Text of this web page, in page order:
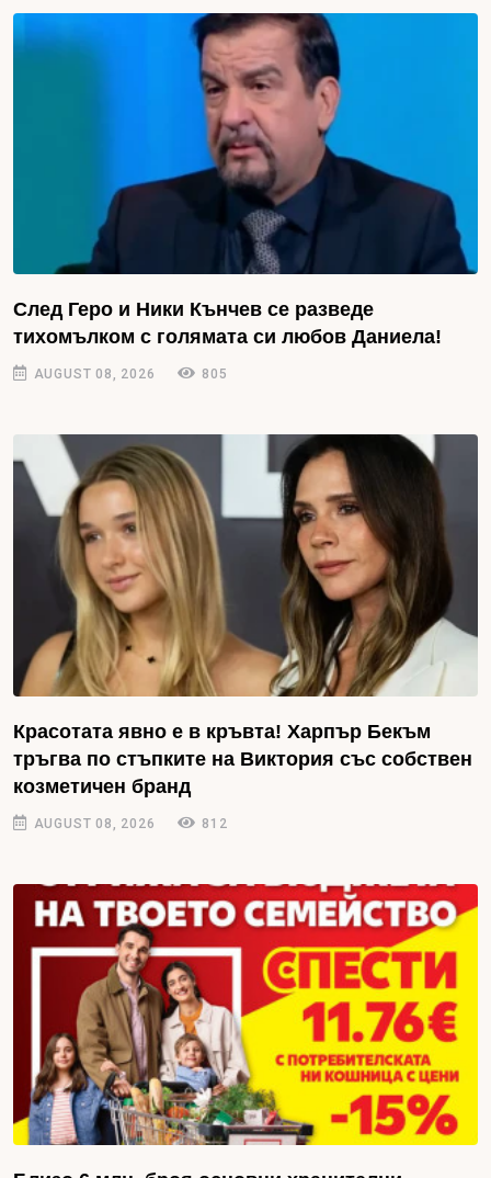
След Геро и Ники Кънчев се разведе
тихомълком с голямата си любов Даниела!
AUGUST 08, 2026 805
Красотата явно е в кръвта! Харпър Бекъм
тръгва по стъпките на Виктория със собствен
козметичен бранд
AUGUST 08, 2026 812